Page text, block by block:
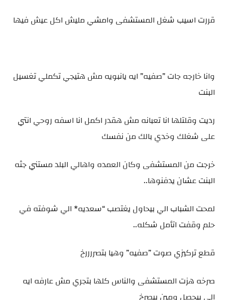
قررت اسيب شغل المستشفى وامشي مليش اكل عيش فيها
وانا خارجه جات ”صفيه” ايه يانبويه مش هتيجي تكملي تغسيل
البنت
رديت وقلتلها انا تعبانه مش هقدر اكمل انا اسفه روحي انتي
على شغلك وخدي بالك من نفسك
خرجت من المستشفى وكان العمده واهالي البلد مستني جثه
البنت عشان يدفنوها..
لمحت الشباب الي بيحاول يغتصب “سعديه* الي شوفته في
حلم وقفت اتأمل شكله..
قطع تركيزي صوت ”صفيه” وهيا بتصررررخ
صرخه هزت المستشفى والناس كلها بتجري مش عارفه ايه
الي بيحصل ومين بيصرخ